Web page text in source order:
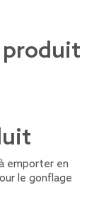
produit
emporter en
le gonflage